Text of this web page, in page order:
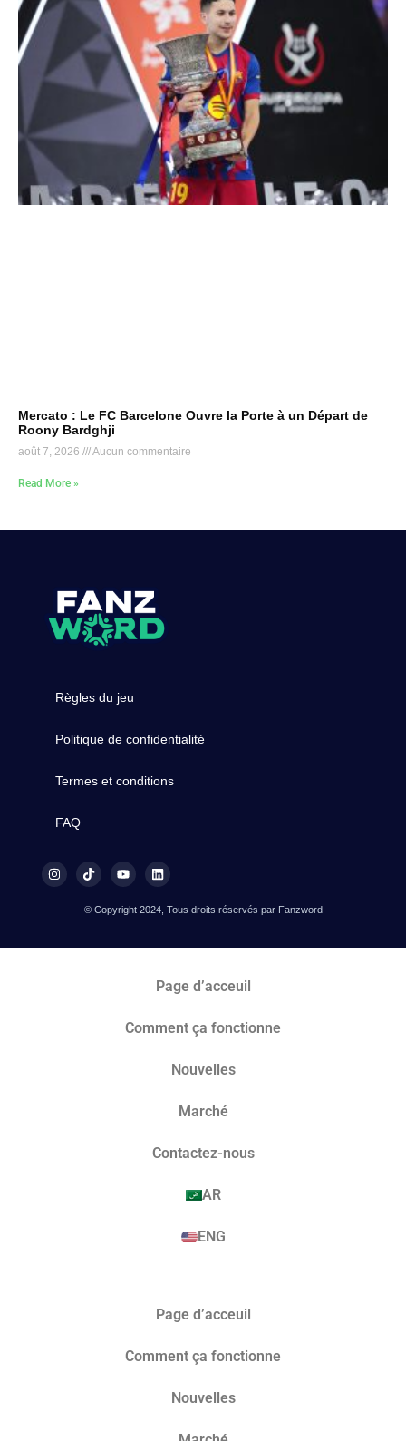
Mercato : Le FC Barcelone Ouvre la Porte à un Départ de
Roony Bardghji
août 7, 2026 Aucun commentaire
Read More »
Règles du jeu
Politique de confidentialité
Termes et conditions
FAQ
© Copyright 2024, Tous droits réservés par Fanzword
Page d’acceuil
Comment ça fonctionne
Nouvelles
Marché​
Contactez-nous
AR
ENG
Page d’acceuil
Comment ça fonctionne
Nouvelles